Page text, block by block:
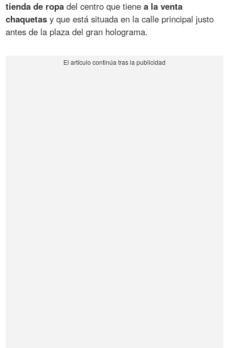
tienda de ropa del centro que tienea la venta
chaquetas y que está situada en la calle principal justo
antes de la plaza del gran holograma.